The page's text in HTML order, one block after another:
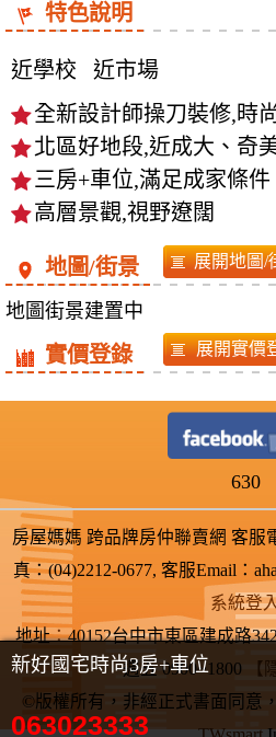
新好國宅時尚3房+車位
063023333
特色說明
近學校
近市場
全新設計師操刀裝修,時
北區好地段,近成大、奇
三房+車位,滿足成家條件
高層景觀,視野遼闊
地圖/街景
地圖街景建置中
實價登錄
630
房屋媽媽 跨品牌房仲聯賣網 客服
真：(04)2212-0677, 客服Email：
系統登
地址：40152台中市東區建成
週五 0900~1800
【
©版權所有，非經正式書面同意